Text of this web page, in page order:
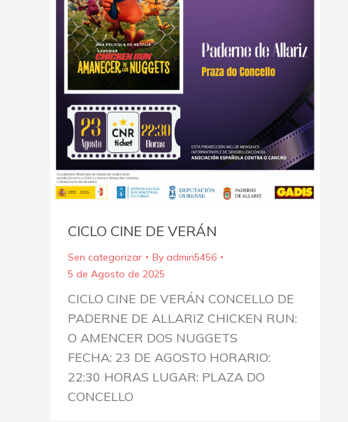
CICLO CINE DE VERÁN
Sen categorizar By admin5456
5 de Agosto de 2025
CICLO CINE DE VERÁN CONCELLO DE
PADERNE DE ALLARIZ CHICKEN RUN:
O AMENCER DOS NUGGETS
FECHA: 23 DE AGOSTO HORARIO:
22:30 HORAS LUGAR: PLAZA DO
CONCELLO